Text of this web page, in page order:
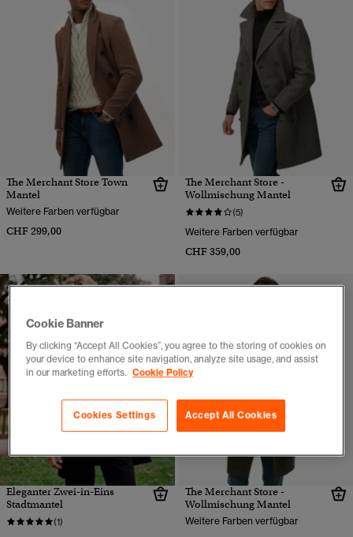
The Merchant Store Town
Mantel
Weitere Farben verfügbar
CHF 299,00
The Merchant Store -
Wollmischung Mantel
(5)
Weitere Farben verfügbar
CHF 359,00
Eleganter Zwei-in-Eins
Stadtmantel
(1)
The Merchant Store -
Wollmischung Mantel
Weitere Farben verfügbar
Cookie Banner
By clicking “Accept All Cookies”, you agree to the storing of cookies on
your device to enhance site navigation, analyze site usage, and assist
in our marketing efforts. Cookie Policy
Accept All Cookies
Cookies Settings